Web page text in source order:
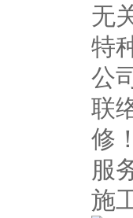
无
特
公
联
修
服
施